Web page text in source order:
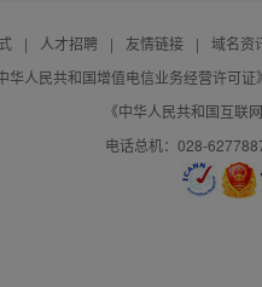
| 人才招聘 | 友情链接 |
域名资
华人民共和国增值电信业务经营许可
《中华人民共和国互联
电话总机：028-